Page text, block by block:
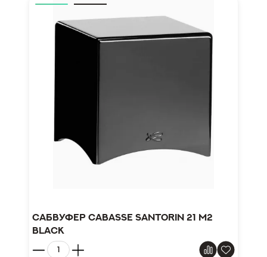
Сабвуфер Cabasse Santorin 21 M2
black